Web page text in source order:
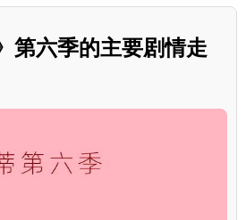
第六季的主要剧情走